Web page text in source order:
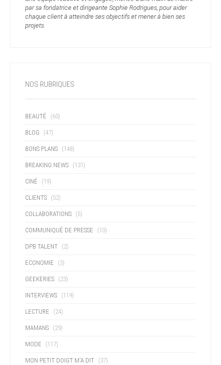
par sa fondatrice et dirigeante Sophie Rodrigues, pour aider
chaque client à atteindre ses objectifs et mener à bien ses
projets.
NOS RUBRIQUES
BEAUTÉ (60)
BLOG (47)
BONS PLANS (148)
BREAKING NEWS (131)
CINÉ (19)
CLIENTS (52)
COLLABORATIONS (5)
COMMUNIQUÉ DE PRESSE (10)
DPB TALENT (2)
ECONOMIE (3)
GEEKERIES (23)
INTERVIEWS (119)
LECTURE (24)
MAMANS (29)
MODE (117)
MON PETIT DOIGT M'A DIT (37)